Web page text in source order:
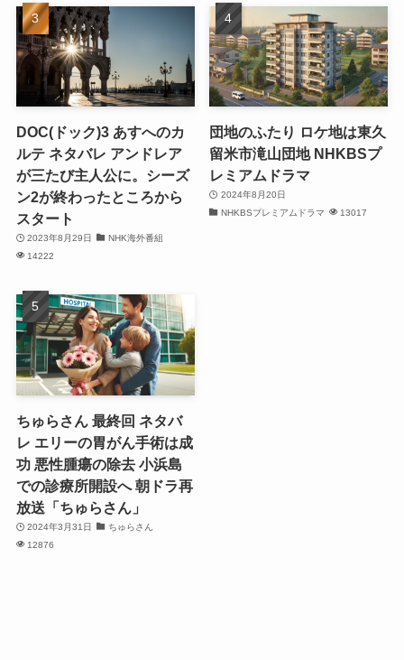
DOC(ドック)3 あすへのカ
ルテ ネタバレ アンドレア
が三たび主人公に。シーズ
ン2が終わったところから
スタート
2023年8月29日
NHK海外番組
14222
団地のふたり ロケ地は東久
留米市滝山団地 NHKBSプ
レミアムドラマ
2024年8月20日
NHKBSプレミアムドラマ
13017
ちゅらさん 最終回 ネタバ
レ エリーの胃がん手術は成
功 悪性腫瘍の除去 小浜島
での診療所開設へ 朝ドラ再
放送「ちゅらさん」
2024年3月31日
ちゅらさん
12876